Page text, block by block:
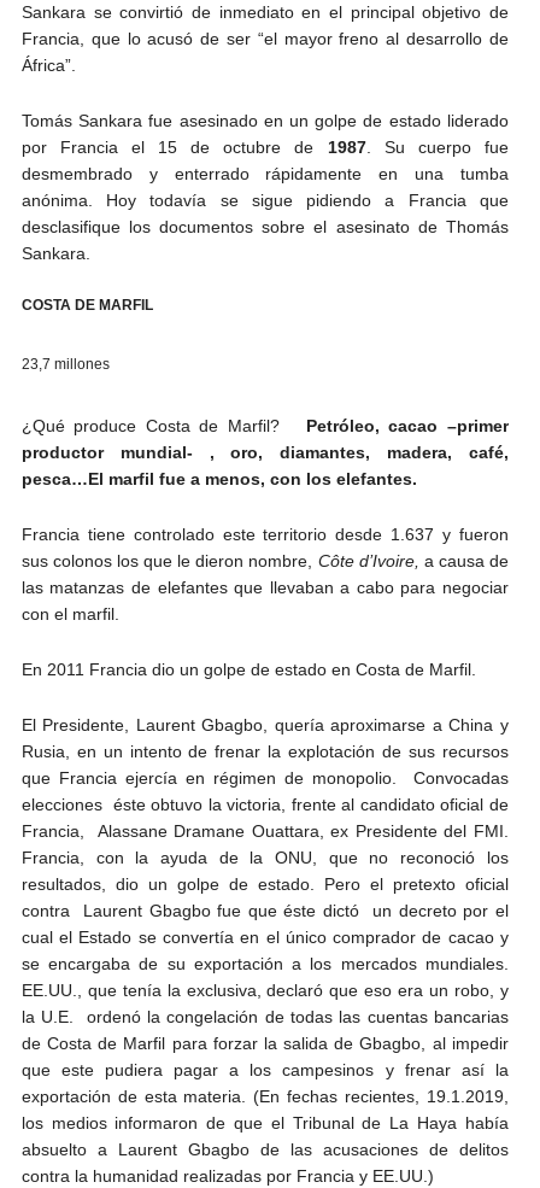
Sankara se convirtió de inmediato en el principal objetivo de
Francia, que lo acusó de ser “el mayor freno al desarrollo de
África”.
Tomás Sankara fue asesinado en un golpe de estado liderado
por Francia el 15 de octubre de 1987. Su cuerpo fue
desmembrado y enterrado rápidamente en una tumba
anónima. Hoy todavía se sigue pidiendo a Francia que
desclasifique los documentos sobre el asesinato de Thomás
Sankara.
COSTA DE MARFIL
23,7 millones
¿Qué produce Costa de Marfil? Petróleo, cacao –primer
productor mundial- , oro, diamantes, madera, café,
pesca…El marfil fue a menos, con los elefantes.
Francia tiene controlado este territorio desde 1.637 y fueron
sus colonos los que le dieron nombre, Côte d’Ivoire, a causa de
las matanzas de elefantes que llevaban a cabo para negociar
con el marfil.
En 2011 Francia dio un golpe de estado en Costa de Marfil.
El Presidente, Laurent Gbagbo, quería aproximarse a China y
Rusia, en un intento de frenar la explotación de sus recursos
que Francia ejercía en régimen de monopolio. Convocadas
elecciones éste obtuvo la victoria, frente al candidato oficial de
Francia,
Alassane Dramane Ouattara, ex Presidente del FMI.
Francia, con la ayuda de la ONU, que no reconoció los
resultados, dio un golpe de estado. Pero el pretexto oficial
contra Laurent Gbagbo fue que éste dictó un decreto por el
cual el Estado se convertía en el único comprador de cacao y
se encargaba de su exportación a los mercados mundiales.
EE.UU., que tenía la exclusiva, declaró que eso era un robo, y
la U.E. ordenó la congelación de todas las cuentas bancarias
de Costa de Marfil para forzar la salida de Gbagbo, al impedir
que este pudiera pagar a los campesinos y frenar así la
exportación de esta materia. (En fechas recientes, 19.1.2019,
los medios informaron de que el Tribunal de La Haya había
absuelto a Laurent Gbagbo de las acusaciones de delitos
contra la humanidad realizadas por Francia y EE.UU.)